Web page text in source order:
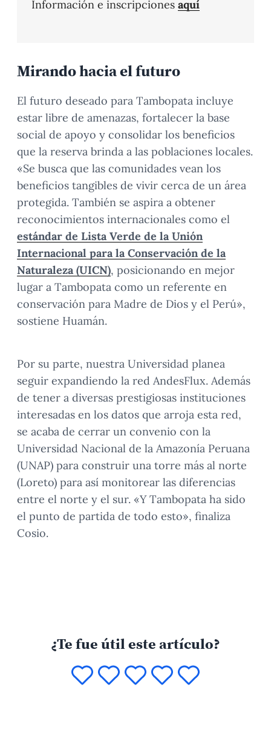
Información e inscripciones aquí
Mirando hacia el futuro
El futuro deseado para Tambopata incluye
estar libre de amenazas, fortalecer la base
social de apoyo y consolidar los beneficios
que la reserva brinda a las poblaciones locales.
«Se busca que las comunidades vean los
beneficios tangibles de vivir cerca de un área
protegida. También se aspira a obtener
reconocimientos internacionales como el
estándar de Lista Verde de la Unión
Internacional para la Conservación de la
Naturaleza (UICN), posicionando en mejor
lugar a Tambopata como un referente en
conservación para Madre de Dios y el Perú»,
sostiene Huamán.
Por su parte, nuestra Universidad planea
seguir expandiendo la red AndesFlux. Además
de tener a diversas prestigiosas instituciones
interesadas en los datos que arroja esta red,
se acaba de cerrar un convenio con la
Universidad Nacional de la Amazonía Peruana
(UNAP) para construir una torre más al norte
(Loreto) para así monitorear las diferencias
entre el norte y el sur. «Y Tambopata ha sido
el punto de partida de todo esto», finaliza
Cosio.
¿Te fue útil este artículo?